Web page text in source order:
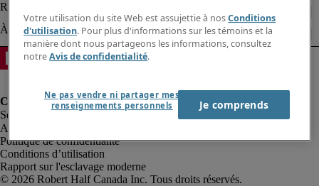
Alerte à la fraude
Politique de confidentialité
Conditions d’utilisation
Rapport sur l'esclavage moderne
Robert Half Canada Inc. Tous droits réservés.
Votre utilisation du site Web est assujettie à nosConditions
d'utilisation. Pour plus d'informations sur les témoins et la
manière dont nous partageons les informations, consultez
notreAvis de confidentialité.
Ne pas vendre ni partager mes
renseignements personnels
Je comprends